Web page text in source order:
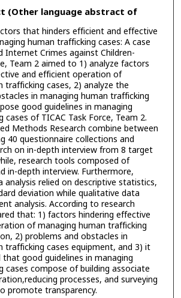
(Other language abstract of
that hinders efficient and effective
human trafficking cases: A case
Internet Crimes against Children-
Team 2 aimed to 1) analyze factors
and efficient operation of
trafficking cases, 2) analyze the
in managing human trafficking
good guidelines in managing
of TICAC Task Force, Team 2.
Methods Research combine between
40 questionnaire collections and
on in-depth interview from 8 target
research tools composed of
in-depth interview. Furthermore,
relied on descriptive statistics,
deviation while qualitative data
analysis. According to research
that: 1) factors hindering effective
of managing human trafficking
2) problems and obstacles in
trafficking cases equipment, and 3) it
good guidelines in managing
cases compose of building associate
processes, and surveying
promote transparency.